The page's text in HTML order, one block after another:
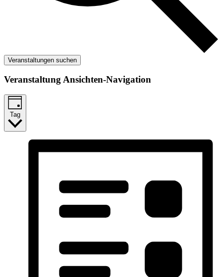
Veranstaltungen suchen
Veranstaltung Ansichten-Navigation
Tag